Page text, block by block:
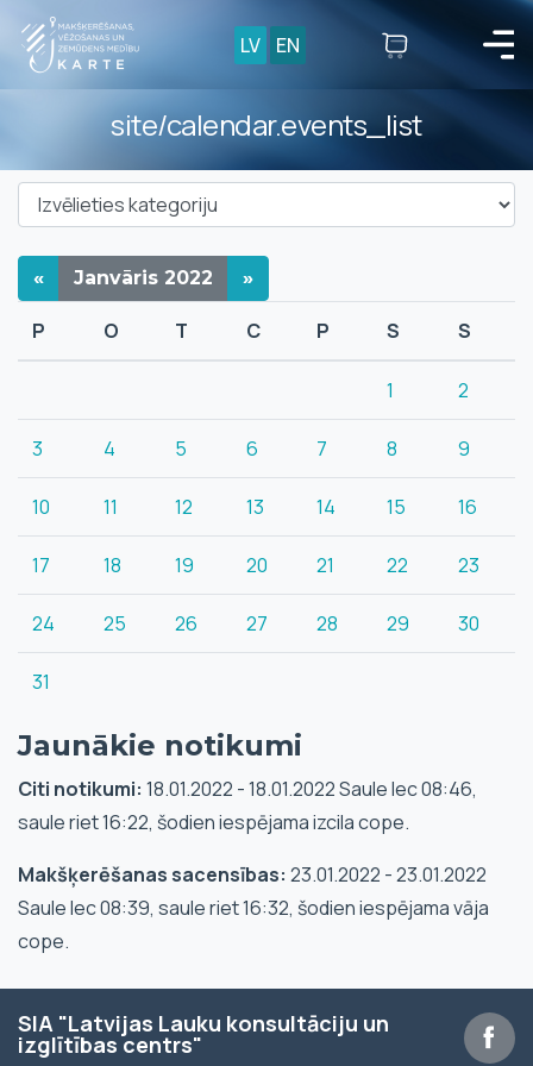
LV EN
site/calendar.events_list
« Janvāris 2022 »
P O T C P S S
1 2
3 4 5 6 7 8 9
10 11 12 13 14 15 16
17 18 19 20 21 22 23
24 25 26 27 28 29 30
31
Jaunākie notikumi
Citi notikumi: 18.01.2022 - 18.01.2022 Saule lec 08:46,
saule riet 16:22, šodien iespējama izcila cope.
Makšķerēšanas sacensības: 23.01.2022 - 23.01.2022
Saule lec 08:39, saule riet 16:32, šodien iespējama vāja
cope.
SIA "Latvijas Lauku konsultāciju un
izglītības centrs"